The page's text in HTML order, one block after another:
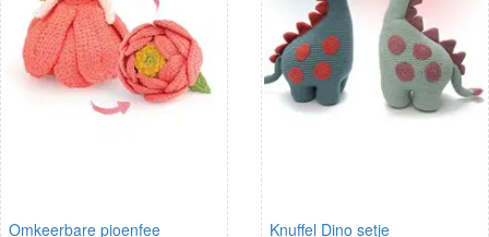
Omkeerbare pioenfee Knuffel Dino setje